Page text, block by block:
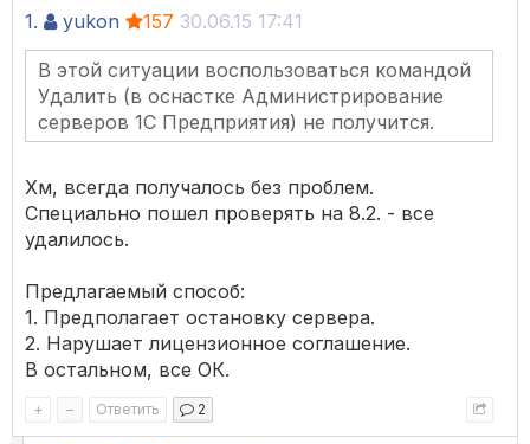
1. yukon 157 30.06.15 17:41
В этой ситуации воспользоваться командой
Удалить (в оснастке Администрирование
серверов 1С Предприятия) не получится.
Хм, всегда получалось без проблем.
Специально пошел проверять на 8.2. - все
удалилось.
Предлагаемый способ:
1. Предполагает остановку сервера.
2. Нарушает лицензионное соглашение.
В остальном, все ОК.
+ – Ответить 2